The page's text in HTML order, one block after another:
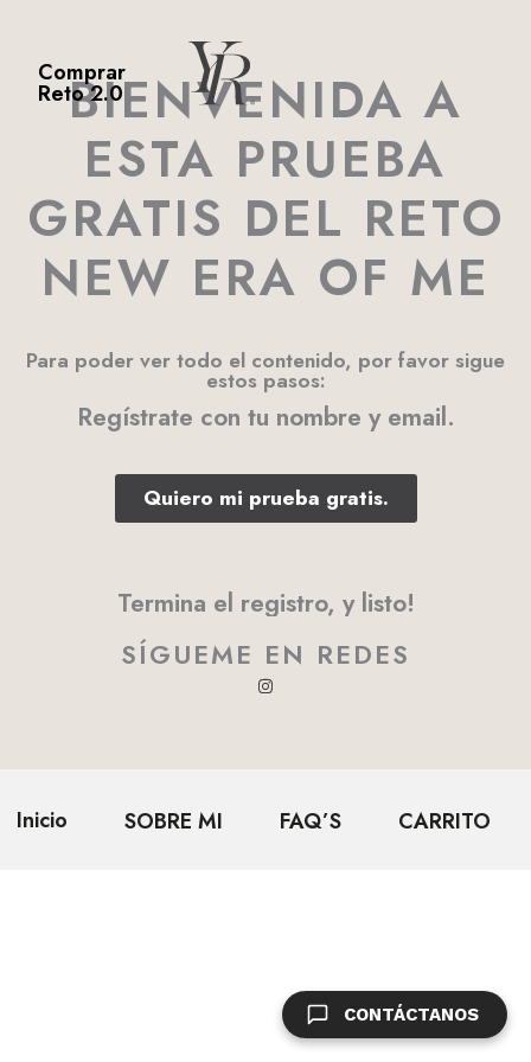
contenidoComprar
Reto 2.0
BIENVENIDA A
ESTA PRUEBA
GRATIS DEL RETO
NEW ERA OF ME
Para poder ver todo el contenido, por favor sigue
estos pasos:
Regístrate con tu nombre y email.
Quiero mi prueba gratis.
Termina el registro, y listo!
SÍGUEME EN REDES
Inicio SOBRE MI FAQ’S CARRITO
CONTÁCTANOS